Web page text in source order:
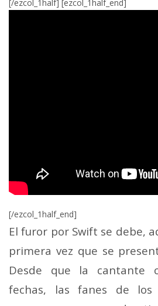
[/ezcol_1half] [ezcol_1half_end]
[/ezcol_1half_end]
El furor por Swift se debe,
primera vez que se
Desde que la cantante
fechas, las fanes de los